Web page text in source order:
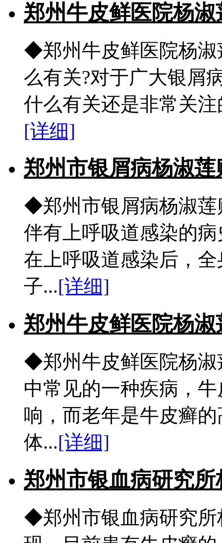
郑州牛皮鲜医院杨淑
◆郑州牛皮鲜医院杨淑
么有关?对于广大银屑
什么有关还是非常关
[详细]
郑州市银屑病杨淑莲
◆郑州市银屑病杨淑莲
伴有上呼吸道感染的
在上呼吸道感染后，
子...[详细]
郑州牛皮鲜医院杨淑
◆郑州牛皮鲜医院杨淑
中常见的一种疾病，
响，而老年是牛皮癣
体...[详细]
郑州市银血病研究
◆郑州市银血病研究所